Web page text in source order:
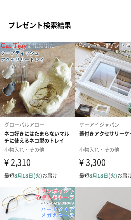
プレゼント検索結果